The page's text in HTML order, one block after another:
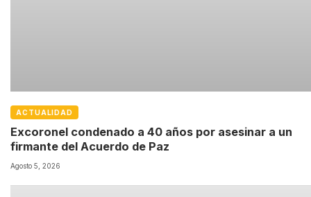
ACTUALIDAD
Excoronel condenado a 40 años por asesinar a un
firmante del Acuerdo de Paz
Agosto 5, 2026